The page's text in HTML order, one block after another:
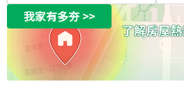
我家有多夯>>